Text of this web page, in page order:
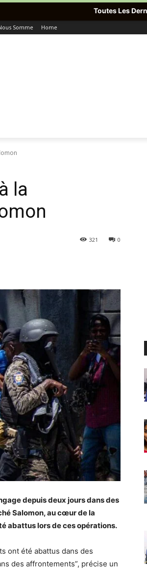
Somme Home
la
0
321
depuis deux jours dans des
Salomon, au cœur de la
abattus lors de ces opérations.
ont été abattus dans des
des affrontements”, précise un
Toutes Les Dernières